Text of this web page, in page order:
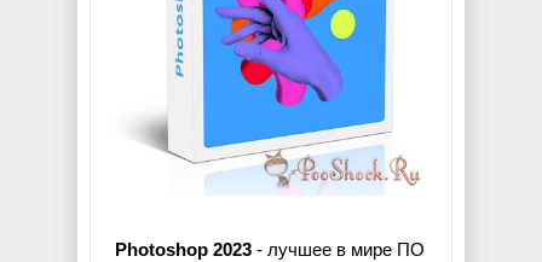
Photoshop 2023 - лучшее в мире ПО